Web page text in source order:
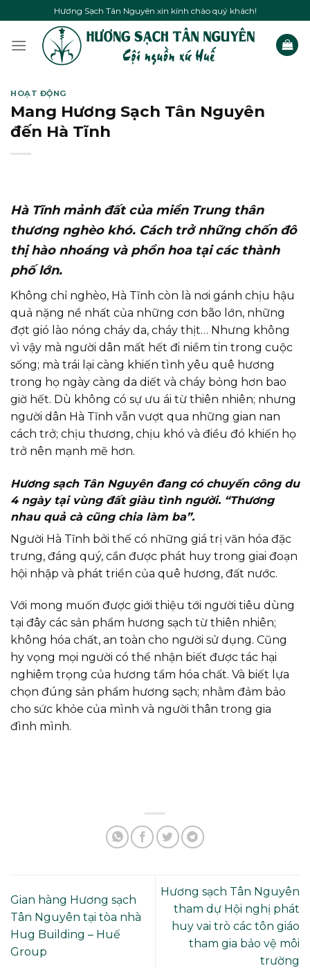
to
content
Hương Sạch Tân Nguyên xin kính chào quý khách!
HOẠT ĐỘNG
Mang Hương Sạch Tân Nguyên
đến Hà Tĩnh
Hà Tĩnh mảnh đất của miền Trung thân
thương nghèo khó. Cách trở những chốn đô
thị hào nhoáng và phồn hoa tại các thành
phố lớn.
Không chỉ nghèo, Hà Tĩnh còn là nơi gánh chịu hậu
quả nặng nề nhất của những cơn bão lớn, những
đợt gió lào nóng cháy da, cháy thịt… Nhưng không
vì vậy mà người dân mất hết đi niềm tin trong cuộc
sống; mà trái lại càng khiến tình yêu quê hương
trong họ ngày càng da diết và cháy bỏng hơn bao
giờ hết. Dù không có sự ưu ái từ thiên nhiên; nhưng
người dân Hà Tĩnh vẫn vượt qua những gian nan
cách trở; chịu thương, chịu khó và điều đó khiến họ
trở nên mạnh mẽ hơn.
Hương sạch Tân Nguyên đang có chuyến công du
4 ngày tại vùng đất giàu tình người. “Thương
nhau quả cà cũng chia làm ba”.
Người Hà Tĩnh bởi thế có những giá trị văn hóa đặc
trưng, đáng quý, cần được phát huy trong giai đoạn
hội nhập và phát triển của quê hương, đất nước.
Với mong muốn được giới thiệu tới người tiêu dùng
tại đây các sản phẩm hương sạch từ thiên nhiên;
không hóa chất, an toàn cho người sử dụng. Cũng
hy vọng mọi người có thể nhận biết được tác hại
nghiêm trọng của hương tẩm hóa chất. Và biết lựa
chọn đúng sản phẩm hương sạch; nhằm đảm bảo
cho sức khỏe của mình và người thân trong gia
đình mình.
Gian hàng Hương sạch
Tân Nguyên tại tòa nhà
Hug Building – Huế
Group
Hương sạch Tân Nguyên
tham dự Hội nghị phát
huy vai trò các tôn giáo
tham gia bảo vệ môi
trường